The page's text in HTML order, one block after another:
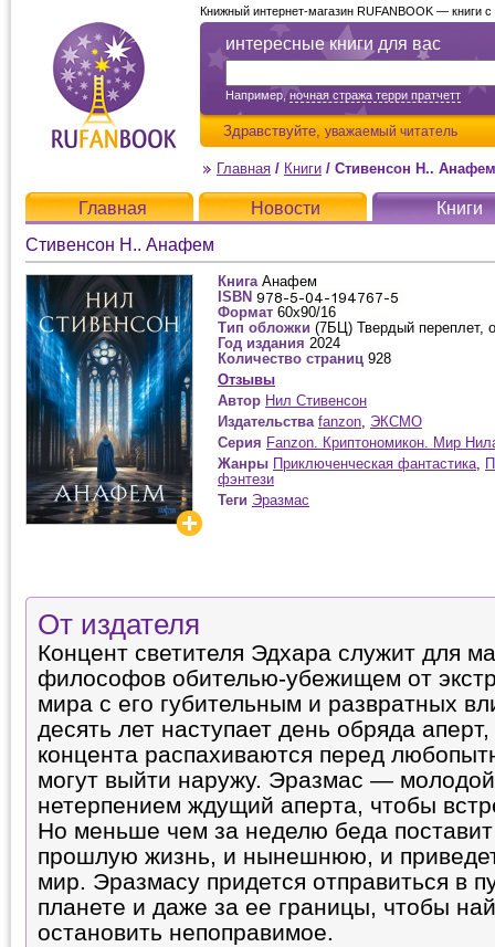
интересные книги для вас
Например,ночная стража терри пратчетт
Здравствуйте, уважаемый читатель
Книжный интернет-магазин RUFANBOOK — книги
Главная / Книги / Стивенсон Н.. Анафем
Главная Новости
Книги
Стивенсон Н.. Анафем
Книга Анафем
ISBN
Формат 60x90/16
Тип обложки (7БЦ) Твердый переплет,
Год издания 2024
Количество страниц 928
Отзывы
Автор Нил Стивенсон
Издательства fanzon, ЭКСМО
Серия Fanzon. Криптономикон. Мир
Жанры Приключенческая фантастика,
фэнтези
Теги Эразмас
От издателя
Концент светителя Эдхара служит для
философов обителью-убежищем от
мира с его губительным и развратных
десять лет наступает день обряда аперт,
концента распахиваются перед
могут выйти наружу. Эразмас —
нетерпением ждущий аперта, чтобы
Но меньше чем за неделю беда поставит
прошлую жизнь, и нынешнюю, и
мир. Эразмасу придется отправиться в
планете и даже за ее границы, чтобы
остановить непоправимое.